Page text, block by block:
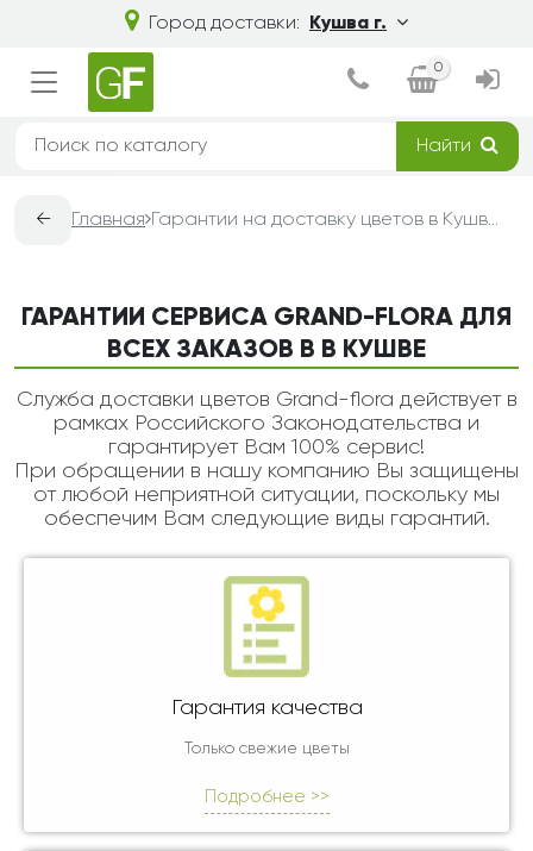
Город доставки: Кушва г.
0
Найти
← Главная Гарантии на доставку цветов в Кушве — Grand-Flora
ГАРАНТИИ СЕРВИСА GRAND-FLORA ДЛЯ
ВСЕХ ЗАКАЗОВ В В КУШВЕ
Служба доставки цветов Grand-flora действует в
рамках Российского Законодательства и
гарантирует Вам 100% сервис!
При обращении в нашу компанию Вы защищены
от любой неприятной ситуации, поскольку мы
обеспечим Вам следующие виды гарантий.
Гарантия качества
Только свежие цветы
Подробнее >>